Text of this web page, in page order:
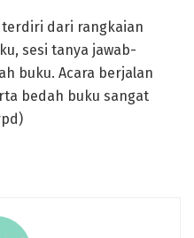
dari rangkaian
sesi tanya jawab-
buku. Acara berjalan
bedah buku sangat